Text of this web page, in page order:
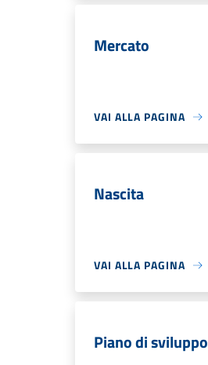
Mercato
VAI ALLA PAGINA
Nascita
VAI ALLA PAGINA
Piano di sviluppo